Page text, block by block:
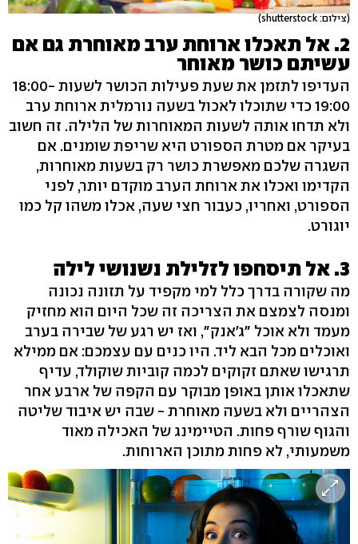
(צילום: shutterstock)
2. אל תאכלו ארוחת ערב מאוחרת גם אם
עשיתם כושר מאוחר
העדיפו לתזמן את שעת פעילות הכושר לשעות 18:00-
19:00 כדי שתוכלו לאכול בשעה נורמלית ארוחת ערב
ולא תדחו אותה לשעות המאוחרות של הלילה. זה חשוב
בעיקר אם מטרת הספורט היא שריפת שומנים. אם
השגרה שלכם מאפשרת כושר רק בשעות מאוחרות,
הקדימו ואכלו את ארוחת הערב מוקדם יותר, לפני
הספורט, ואחריו, כעבור חצי שעה, אכלו משהו קל כמו
יוגורט.
3. אל תיסחפו לזלילת נשנושי לילה
מה שקורה בדרך כלל למי מקפיד על תזונה נכונה
ומנסה לצמצם את הצריכה זה שכל היום הוא מחזיק
מעמד ולא אוכל "ג'אנק", ואז יש רגע של שבירה בערב
ואוכלים מכל הבא ליד. היו כנים עם עצמכם: אם ממילא
תרגישו שאתם זקוקים לכמה קוביות שוקולד, עדיף
שתאכלו אותן באופן מבוקר עם הקפה של ארבע אחר
הצהריים ולא בשעה מאוחרת - שבה יש איבוד שליטה
והגוף שורף פחות. הטיימינג של האכילה מאוד
משמעותי, לא פחות מתוכן הארוחות.